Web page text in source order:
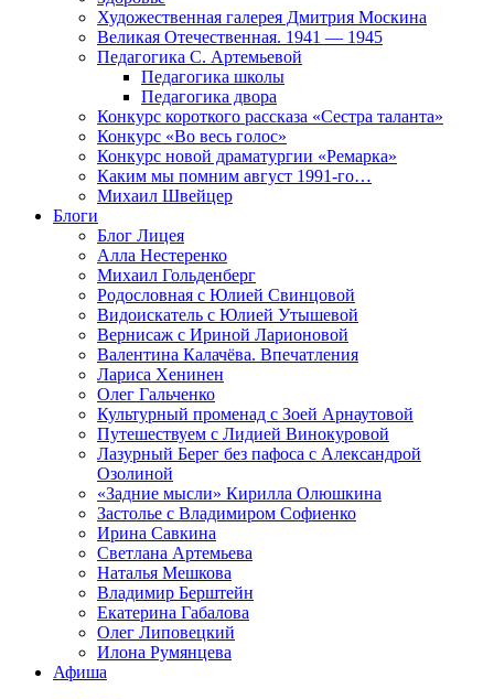
Художественная галерея Дмитрия Москина
Великая Отечественная. 1941 — 1945
Педагогика С. Артемьевой
Педагогика школы
Педагогика двора
Конкурс короткого рассказа «Сестра таланта»
Конкурс «Во весь голос»
Конкурс новой драматургии «Ремарка»
Каким мы помним август 1991-го…
Михаил Швейцер
Блоги
Блог Лицея
Алла Нестеренко
Михаил Гольденберг
Родословная с Юлией Свинцовой
Видоискатель с Юлией Утышевой
Вернисаж с Ириной Ларионовой
Валентина Калачёва. Впечатления
Лариса Хенинен
Олег Гальченко
Культурный променад с Зоей Арнаутовой
Путешествуем с Лидией Винокуровой
Лазурный Берег без пафоса с Александрой
Озолиной
«Задние мысли» Кирилла Олюшкина
Застолье с Владимиром Софиенко
Ирина Савкина
Светлана Артемьева
Наталья Мешкова
Владимир Берштейн
Екатерина Габалова
Олег Липовецкий
Илона Румянцева
Афиша